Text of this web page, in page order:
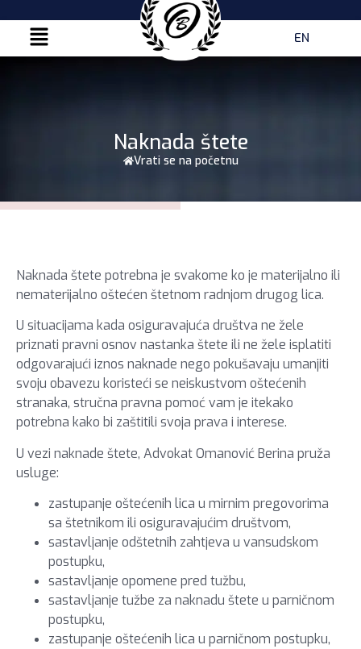
EN
Naknada štete
Vrati se na početnu
Naknada štete potrebna je svakome ko je materijalno ili
nematerijalno oštećen štetnom radnjom drugog lica.
U situacijama kada osiguravajuća društva ne žele
priznati pravni osnov nastanka štete ili ne žele isplatiti
odgovarajući iznos naknade nego pokušavaju umanjiti
svoju obavezu koristeći se neiskustvom oštećenih
stranaka, stručna pravna pomoć vam je itekako
potrebna kako bi zaštitili svoja prava i interese.
U vezi naknade štete, Advokat Omanović Berina pruža
usluge:
zastupanje oštećenih lica u mirnim pregovorima
sa štetnikom ili osiguravajućim društvom,
sastavljanje odštetnih zahtjeva u vansudskom
postupku,
sastavljanje opomene pred tužbu,
sastavljanje tužbe za naknadu štete u parničnom
postupku,
zastupanje oštećenih lica u parničnom postupku,